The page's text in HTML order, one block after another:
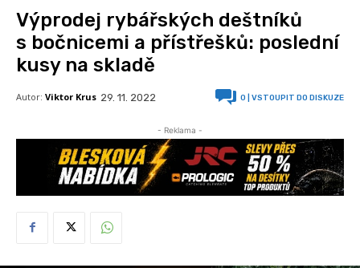
Výprodej rybářských deštníků
s bočnicemi a přístřešků: poslední
kusy na skladě
Autor: Viktor Krus 29. 11. 2022 0 | VSTOUPIT DO DISKUZE
- Reklama -